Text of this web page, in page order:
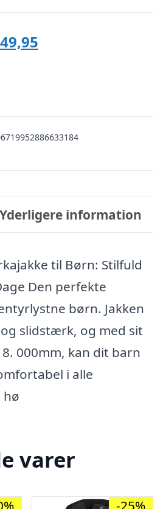
kr. 449,95.
Yderligere information
til Børn: Stilfuld
Den perfekte
børn. Jakken
slidstærk, og med sit
000mm, kan dit barn
i alle
hø
varer